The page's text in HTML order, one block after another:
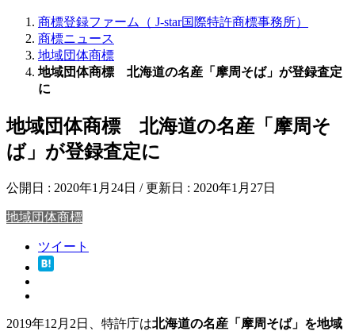
商標登録ファーム（ J-star国際特許商標事務所）
商標ニュース
地域団体商標
地域団体商標 北海道の名産「摩周そば」が登録査定
に
地域団体商標 北海道の名産「摩周そ
ば」が登録査定に
公開日 : 2020年1月24日 / 更新日 : 2020年1月27日
地域団体商標
ツイート
2019年12月2日、特許庁は北海道の名産「摩周そば」を地域